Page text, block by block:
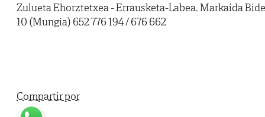
Zulueta Ehorztetxea - Errausketa-Labea. Markaida
10 (Mungia) 652 776 194 / 676 662
Compartir por